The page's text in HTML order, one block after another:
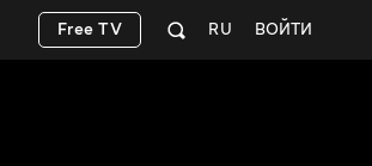
ВОЙТИ
RU
Free TV